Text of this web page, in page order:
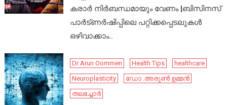
കരാർ നിർബന്ധമായും വേണം |ബിസിനസ്
പാർട്ണർഷിപ്പിലെ പറ്റിക്കപ്പെടലുകൾ
ഒഴിവാക്കാം..
Dr Arun Oommen Health Tips
healthcare
Neuroplasticity
ഡോ .അരുൺ ഉമ്മൻ
തലച്ചോർ